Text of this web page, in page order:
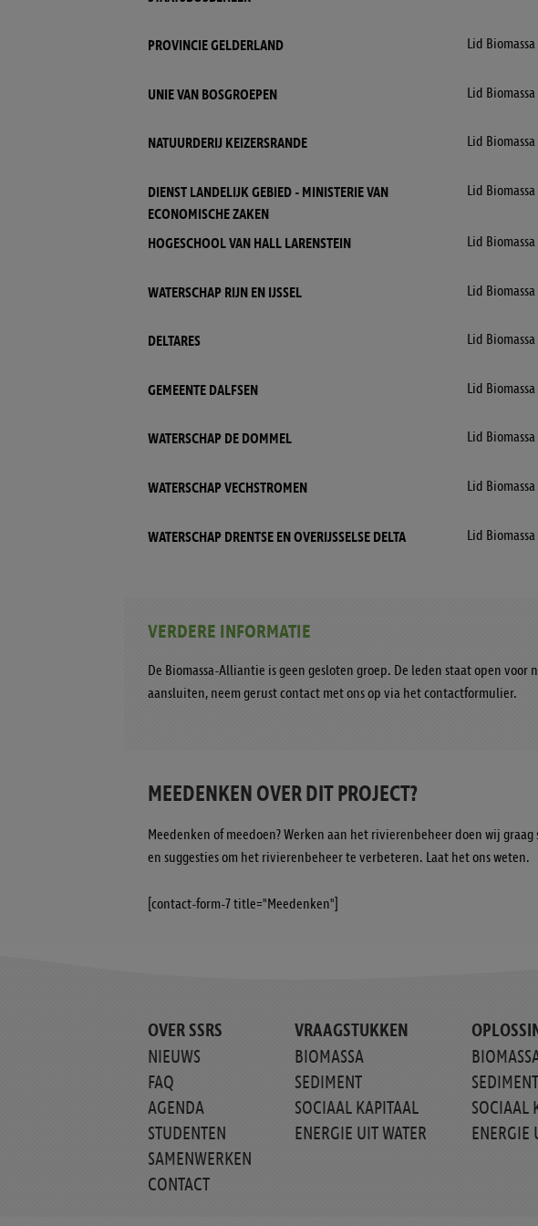
PROVINCIE GELDERLAND Lid
UNIE VAN BOSGROEPEN Lid
NATUURDERIJ KEIZERSRANDE Lid
DIENST LANDELIJK GEBIED - MINISTERIE VAN
ECONOMISCHE ZAKEN
Lid
HOGESCHOOL VAN HALL LARENSTEIN Lid
WATERSCHAP RIJN EN IJSSEL Lid
DELTARES Lid
GEMEENTE DALFSEN Lid
WATERSCHAP DE DOMMEL Lid
WATERSCHAP VECHSTROMEN Lid
WATERSCHAP DRENTSE EN OVERIJSSELSE DELTA Lid
VERDERE INFORMATIE
De Biomassa-Alliantie is geen gesloten groep. De leden staat open
aansluiten, neem gerust contact met ons op via het contactformulier.
MEEDENKEN OVER DIT PROJECT?
Meedenken of meedoen? Werken aan het rivierenbeheer doen wij
en suggesties om het rivierenbeheer te verbeteren. Laat het ons weten.
[contact-form-7 title="Meedenken"]
OVER SSRS
NIEUWS
FAQ
AGENDA
STUDENTEN
SAMENWERKEN
CONTACT
VRAAGSTUKKEN
BIOMASSA
SEDIMENT
SOCIAAL KAPITAAL
ENERGIE UIT WATER
SEDIMENT
SOCIAAL
ENERGIE